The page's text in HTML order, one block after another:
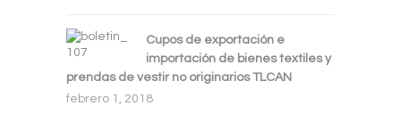
Cupos de exportación e
importación de bienes textiles y
prendas de vestir no originarios TLCAN
febrero 1, 2018